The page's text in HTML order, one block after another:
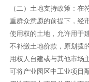
（二）土地支持政策：
重群众意愿的前提下，经
使用权的土地，允许用于
不补缴土地价款，原划拨
用权人自建或与其他市场
可将产业园区中工业项目